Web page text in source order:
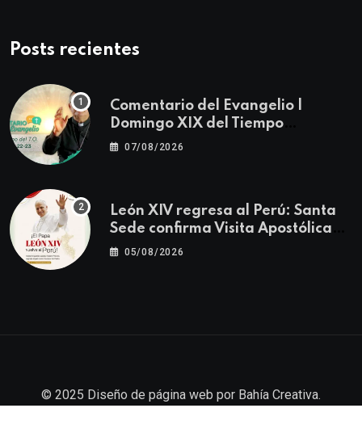
Posts recientes
Comentario del Evangelio |
Domingo XIX del Tiempo
Ordinario | Mateo 14, 22-23
07/08/2026
León XIV regresa al Perú: Santa
Sede confirma Visita Apostólica
del 11 al 17 de noviembre
05/08/2026
© 2025 Diseño de página web por Bahía Creativa.